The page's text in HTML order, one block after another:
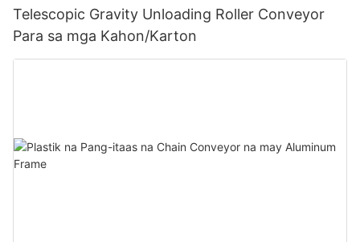
Telescopic Gravity Unloading Roller Conveyor
Para sa mga Kahon/Karton